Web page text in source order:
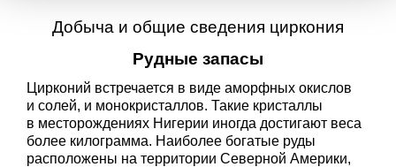
Добыча и общие сведения циркония
Рудные запасы
Цирконий встречается в виде аморфных окислов
и солей, и монокристаллов. Такие кристаллы
в месторождениях Нигерии иногда достигают веса
более килограмма. Наиболее богатые руды
расположены на территории Северной Америки,